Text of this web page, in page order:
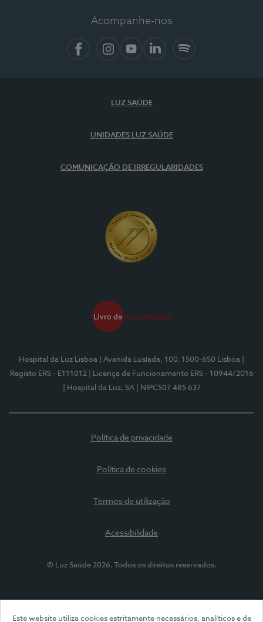
Este website utiliza cookies estritamente necessários, analíticos e de
Acompanhe-nos
LUZ SAÚDE
UNIDADES LUZ SAÚDE
COMUNICAÇÃO DE IRREGULARIDADES
Hospital da Luz Lisboa | Avenida Lusíada, 100, 1500-650 Lisboa
Registo ERS - E111012
| Licença de Funcionamento ERS - 10944/2016
| Hospital da Luz, SA
| NIPC507 485 637
Política de privacidade
Política de cookies
Termos de utilização
Acessibilidade
© Luz Saúde 2026. Todos os direitos reservados.